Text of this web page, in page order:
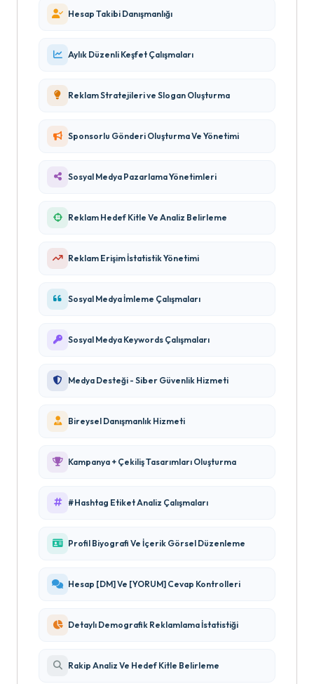
Hesap Takibi Danışmanlığı
Aylık Düzenli Keşfet Çalışmaları
Reklam Stratejileri ve Slogan Oluşturma
Sponsorlu Gönderi Oluşturma Ve Yönetimi
Sosyal Medya Pazarlama Yönetimleri
Reklam Hedef Kitle Ve Analiz Belirleme
Reklam Erişim İstatistik Yönetimi
Sosyal Medya İmleme Çalışmaları
Sosyal Medya Keywords Çalışmaları
Medya Desteği - Siber Güvenlik Hizmeti
Bireysel Danışmanlık Hizmeti
Kampanya + Çekiliş Tasarımları Oluşturma
#Hashtag Etiket Analiz Çalışmaları
Profil Biyografi Ve İçerik Görsel Düzenleme
Hesap [DM] Ve [YORUM] Cevap Kontrolleri
Detaylı Demografik Reklamlama İstatistiği
Rakip Analiz Ve Hedef Kitle Belirleme